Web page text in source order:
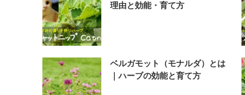
理由と効能・育て方
ベルガモット（モナルダ）とは
｜ハーブの効能と育て方